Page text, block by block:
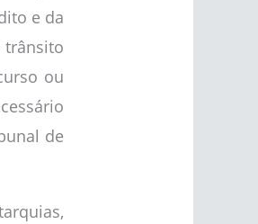
e da
trânsito
ou
de